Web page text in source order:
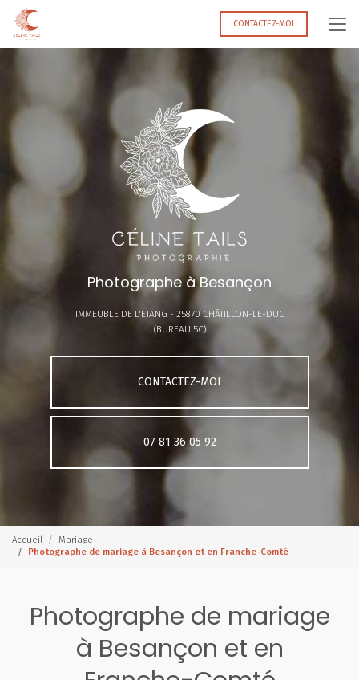
Aller
contenu
CONTACTEZ-MOI
Photographe à Besançon
IMMEUBLE DE L'ETANG - 25870 CHÂTILLON-LE-DUC
(BUREAU 5C)
CONTACTEZ-MOI
07 81 36 05 92
Accueil
Mariage
Photographe de mariage à Besançon et en Franche-Comté
Photographe de mariage
à Besançon et en